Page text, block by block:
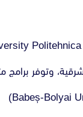
وتوفر